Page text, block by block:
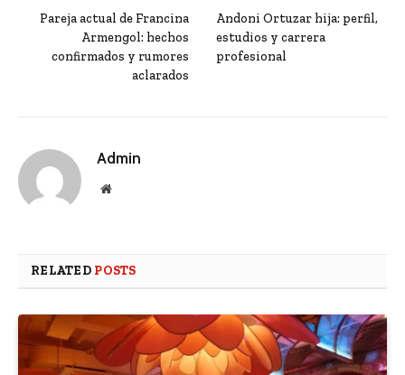
Pareja actual de Francina
Armengol: hechos
confirmados y rumores
aclarados
Andoni Ortuzar hija: perfil,
estudios y carrera
profesional
Admin
Website
RELATED POSTS